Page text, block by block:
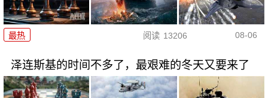
最热 阅读 13206 08-06
泽连斯基的时间不多了，最艰难的冬天又要来了